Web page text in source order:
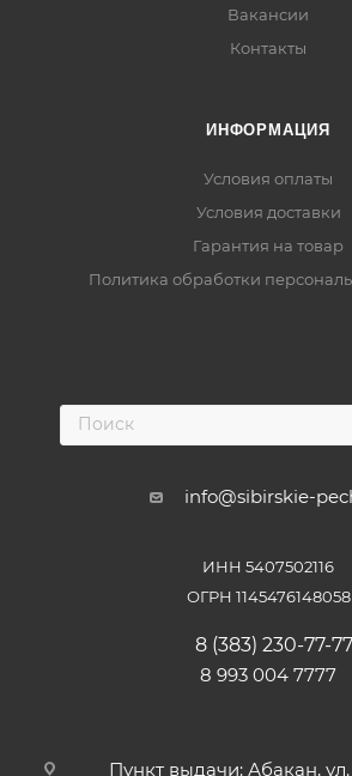
Вакансии
Контакты
ИНФОРМАЦИЯ
Условия оплаты
Условия доставки
Гарантия на товар
Политика обработки
info@sibirskie-
ИНН 5407502116
ОГРН 1145476148058
8 (383) 230-77-77
8 993 004 7777
Пункт выдачи: Абакан,